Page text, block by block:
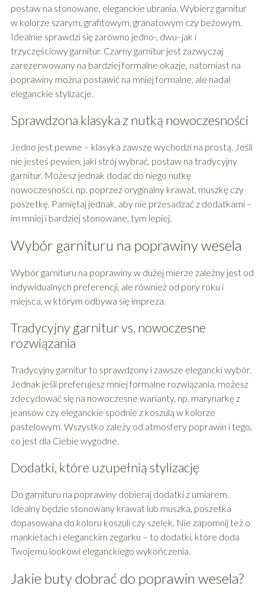
postaw na stonowane, eleganckie ubrania. Wybierz garnitur
w kolorze szarym, grafitowym, granatowym czy beżowym.
Idealnie sprawdzi się zarówno jedno-, dwu- jak i
trzyczęściowy garnitur. Czarny garnitur jest zazwyczaj
zarezerwowany na bardziej formalne okazje, natomiast na
poprawiny można postawić na mniej formalne, ale nadal
eleganckie stylizacje.
Sprawdzona klasyka z nutką nowoczesności
Jedno jest pewne – klasyka zawsze wychodzi na prostą. Jeśli
nie jesteś pewien, jaki strój wybrać, postaw na tradycyjny
garnitur. Możesz jednak dodać do niego nutkę
nowoczesności, np. poprzez oryginalny krawat, muszkę czy
poszetkę. Pamiętaj jednak, aby nie przesadzać z dodatkami –
im mniej i bardziej stonowane, tym lepiej.
Wybór garnituru na poprawiny wesela
Wybór garnituru na poprawiny w dużej mierze zależny jest od
indywidualnych preferencji, ale również od pory roku i
miejsca, w którym odbywa się impreza.
Tradycyjny garnitur vs. nowoczesne
rozwiązania
Tradycyjny garnitur to sprawdzony i zawsze elegancki wybór.
Jednak jeśli preferujesz mniej formalne rozwiązania, możesz
zdecydować się na nowoczesne warianty, np. marynarkę z
jeansów czy eleganckie spodnie z koszulą w kolorze
pastelowym. Wszystko zależy od atmosfery poprawin i tego,
co jest dla Ciebie wygodne.
Dodatki, które uzupełnią stylizację
Do garnituru na poprawiny dobieraj dodatki z umiarem.
Idealny będzie stonowany krawat lub muszka, poszetka
dopasowana do koloru koszuli czy szelek. Nie zapomnij też o
mankietach i eleganckim zegarku – to dodatki, które doda
Twojemu lookowi eleganckiego wykończenia.
Jakie buty dobrać do poprawin wesela?